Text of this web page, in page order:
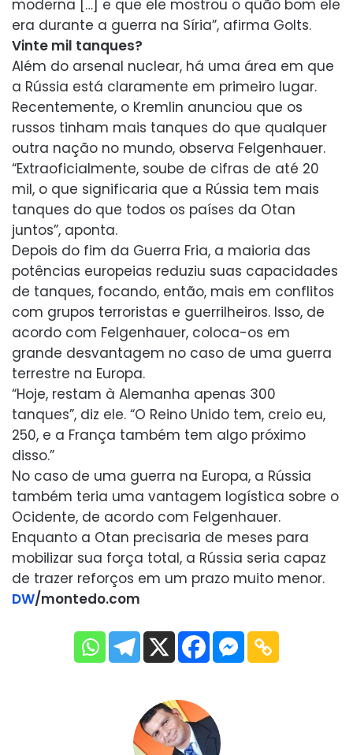
moderna […] e que ele mostrou o quão bom ele
era durante a guerra na Síria”, afirma Golts.
Vinte mil tanques?
Além do arsenal nuclear, há uma área em que
a Rússia está claramente em primeiro lugar.
Recentemente, o Kremlin anunciou que os
russos tinham mais tanques do que qualquer
outra nação no mundo, observa Felgenhauer.
“Extraoficialmente, soube de cifras de até 20
mil, o que significaria que a Rússia tem mais
tanques do que todos os países da Otan
juntos”, aponta.
Depois do fim da Guerra Fria, a maioria das
potências europeias reduziu suas capacidades
de tanques, focando, então, mais em conflitos
com grupos terroristas e guerrilheiros. Isso, de
acordo com Felgenhauer, coloca-os em
grande desvantagem no caso de uma guerra
terrestre na Europa.
“Hoje, restam à Alemanha apenas 300
tanques”, diz ele. “O Reino Unido tem, creio eu,
250, e a França também tem algo próximo
disso.”
No caso de uma guerra na Europa, a Rússia
também teria uma vantagem logística sobre o
Ocidente, de acordo com Felgenhauer.
Enquanto a Otan precisaria de meses para
mobilizar sua força total, a Rússia seria capaz
de trazer reforços em um prazo muito menor.
DW/montedo.com